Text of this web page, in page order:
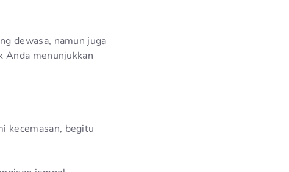
dewasa, namun juga
Anda menunjukkan
kecemasan, begitu